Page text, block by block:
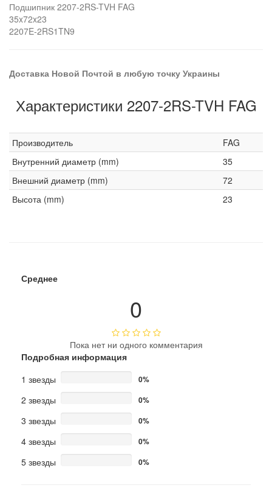
Подшипник 2207-2RS-TVH FAG
35x72x23
2207E-2RS1TN9
Доставка Новой Почтой в любую точку Украины
Характеристики 2207-2RS-TVH FAG
Производитель
FAG
Внутренний диаметр (mm)
35
Внешний диаметр (mm)
72
Высота (mm)
23
Среднее
0
Пока нет ни одного комментария
Подробная информация
1 звезды
0%
2 звезды 0%
3 звезды 0%
4 звезды 0%
5 звезды 0%